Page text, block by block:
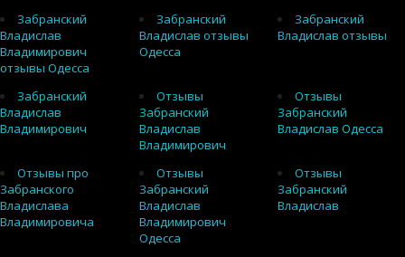
Забранский
Владислав
Владимирович
отзывы Одесса
Забранский
Владислав отзывы
Одесса
Забранский
Владислав отзывы
Забранский
Владислав
Владимирович
Отзывы
Забранский
Владислав
Владимирович
Отзывы
Забранский
Владислав Одесса
Отзывы про
Забранского
Владислава
Владимировича
Отзывы
Забранский
Владислав
Владимирович
Одесса
Отзывы
Забранский
Владислав